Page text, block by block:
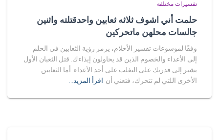
تفسيرات مختلفة
حلمت أني اشوف ثلاثه ثعابين واحدقتلته واثنين
جالسات محلهن ماتحركين
وفقًا لموسوعات تفسير الأحلام، يرمز رؤية الثعابين في الحلم
إلى الأعداء والخصوم الذين قد يحاولون إيذاءك. قتل الثعبان الأول
يشير إلى قدرتك على التغلب على أحد الأعداء. أما الثعابين
الأخرى اللتي لم تتحرك، فتعني أن اقرأ المزيد…